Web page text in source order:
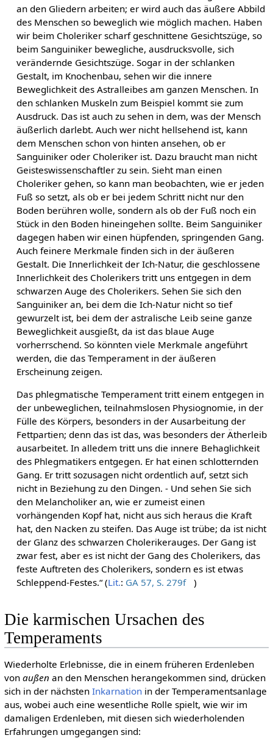
an den Gliedern arbeiten; er wird auch das äußere Abbild
des Menschen so beweglich wie möglich machen. Haben
wir beim Choleriker scharf geschnittene Gesichtszüge, so
beim Sanguiniker bewegliche, ausdrucksvolle, sich
verändernde Gesichtszüge. Sogar in der schlanken
Gestalt, im Knochenbau, sehen wir die innere
Beweglichkeit des Astralleibes am ganzen Menschen. In
den schlanken Muskeln zum Beispiel kommt sie zum
Ausdruck. Das ist auch zu sehen in dem, was der Mensch
äußerlich darlebt. Auch wer nicht hellsehend ist, kann
dem Menschen schon von hinten ansehen, ob er
Sanguiniker oder Choleriker ist. Dazu braucht man nicht
Geisteswissenschaftler zu sein. Sieht man einen
Choleriker gehen, so kann man beobachten, wie er jeden
Fuß so setzt, als ob er bei jedem Schritt nicht nur den
Boden berühren wolle, sondern als ob der Fuß noch ein
Stück in den Boden hineingehen sollte. Beim Sanguiniker
dagegen haben wir einen hüpfenden, springenden Gang.
Auch feinere Merkmale finden sich in der äußeren
Gestalt. Die Innerlichkeit der Ich-Natur, die geschlossene
Innerlichkeit des Cholerikers tritt uns entgegen in dem
schwarzen Auge des Cholerikers. Sehen Sie sich den
Sanguiniker an, bei dem die Ich-Natur nicht so tief
gewurzelt ist, bei dem der astralische Leib seine ganze
Beweglichkeit ausgießt, da ist das blaue Auge
vorherrschend. So könnten viele Merkmale angeführt
werden, die das Temperament in der äußeren
Erscheinung zeigen.
Das phlegmatische Temperament tritt einem entgegen in
der unbeweglichen, teilnahmslosen Physiognomie, in der
Fülle des Körpers, besonders in der Ausarbeitung der
Fettpartien; denn das ist das, was besonders der Ätherleib
ausarbeitet. In alledem tritt uns die innere Behaglichkeit
des Phlegmatikers entgegen. Er hat einen schlotternden
Gang. Er tritt sozusagen nicht ordentlich auf, setzt sich
nicht in Beziehung zu den Dingen. - Und sehen Sie sich
den Melancholiker an, wie er zumeist einen
vorhängenden Kopf hat, nicht aus sich heraus die Kraft
hat, den Nacken zu steifen. Das Auge ist trübe; da ist nicht
der Glanz des schwarzen Cholerikerauges. Der Gang ist
zwar fest, aber es ist nicht der Gang des Cholerikers, das
feste Auftreten des Cholerikers, sondern es ist etwas
Schleppend-Festes.“ (Lit.: GA 57, S. 279f )
Die karmischen Ursachen des
Temperaments
Wiederholte Erlebnisse, die in einem früheren Erdenleben
von außen an den Menschen herangekommen sind, drücken
sich in der nächsten Inkarnationin der Temperamentsanlage
aus, wobei auch eine wesentliche Rolle spielt, wie wir im
damaligen Erdenleben, mit diesen sich wiederholenden
Erfahrungen umgegangen sind: